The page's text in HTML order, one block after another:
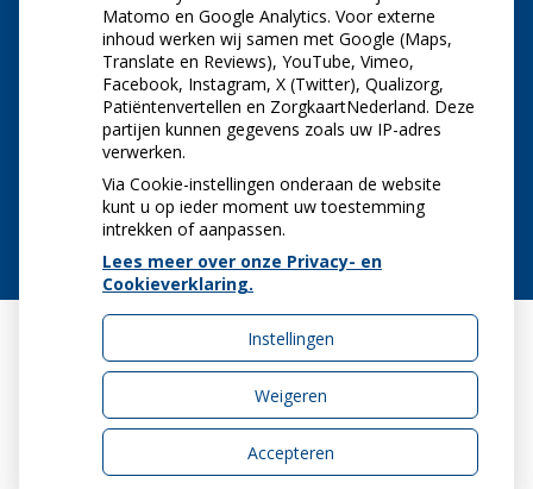
Tanden bleken? Laat het veilig doen!
Gezond tandvlees: de basis voor een gezonde
mond
Naar de tandarts in het buitenland? Wees op je
hoede!
(Mond)zorgkosten gemaakt in 2025? Check of
die aftrekbaar zijn
Uw Zorg Online|Beheer
Privacy verklaring Cookie-instellingen Voorwaarden
Matomo en Google Analytics. Voor externe
inhoud werken wij samen met Google (Maps,
Translate en Reviews), YouTube, Vimeo,
Facebook, Instagram, X (Twitter), Qualizorg,
Patiëntenvertellen en ZorgkaartNederland. Deze
partijen kunnen gegevens zoals uw IP-adres
verwerken.
Via Cookie-instellingen onderaan de website
kunt u op ieder moment uw toestemming
intrekken of aanpassen.
Lees meer over onze Privacy- en
Cookieverklaring.
Instellingen
Weigeren
Accepteren